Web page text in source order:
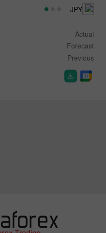
JPY
Actual
Forecast
Previous